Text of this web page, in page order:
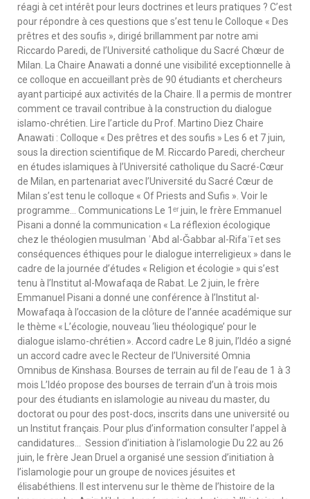
réagi à cet intérêt pour leurs doctrines et leurs pratiques ? C’est
pour répondre à ces questions que s’est tenu le Colloque « Des
prêtres et des soufis », dirigé brillamment par notre ami
Riccardo Paredi, de l’Université catholique du Sacré Chœur de
Milan. La Chaire Anawati a donné une visibilité exceptionnelle à
ce colloque en accueillant près de 90 étudiants et chercheurs
ayant participé aux activités de la Chaire. Il a permis de montrer
comment ce travail contribue à la construction du dialogue
islamo-chrétien. Lire l’article du Prof. Martino Diez Chaire
Anawati : Colloque « Des prêtres et des soufis » Les 6 et 7 juin,
sous la direction scientifique de M. Riccardo Paredi, chercheur
en études islamiques à l’Université catholique du Sacré-Cœur
de Milan, en partenariat avec l’Université du Sacré Cœur de
Milan s’est tenu le colloque « Of Priests and Sufis ». Voir le
programme… Communications Le 1ᵉʳ juin, le frère Emmanuel
Pisani a donné la communication « La réflexion écologique
chez le théologien musulman ʿAbd al-Ǧabbar al-Rifaʿī et ses
conséquences éthiques pour le dialogue interreligieux » dans le
cadre de la journée d’études « Religion et écologie » qui s’est
tenu à l’Institut al-Mowafaqa de Rabat. Le 2 juin, le frère
Emmanuel Pisani a donné une conférence à l’Institut al-
Mowafaqa à l’occasion de la clôture de l’année académique sur
le thème « L’écologie, nouveau ‘lieu théologique’ pour le
dialogue islamo-chrétien ». Accord cadre Le 8 juin, l’Idéo a signé
un accord cadre avec le Recteur de l’Université Omnia
Omnibus de Kinshasa. Bourses de terrain au fil de l’eau de 1 à 3
mois L’Idéo propose des bourses de terrain d’un à trois mois
pour des étudiants en islamologie au niveau du master, du
doctorat ou pour des post-docs, inscrits dans une université ou
un Institut français. Pour plus d’information consulter l’appel à
candidatures… Session d’initiation à l’islamologie Du 22 au 26
juin, le frère Jean Druel a organisé une session d’initiation à
l’islamologie pour un groupe de novices jésuites et
élisabéthiens. Il est intervenu sur le thème de l’histoire de la